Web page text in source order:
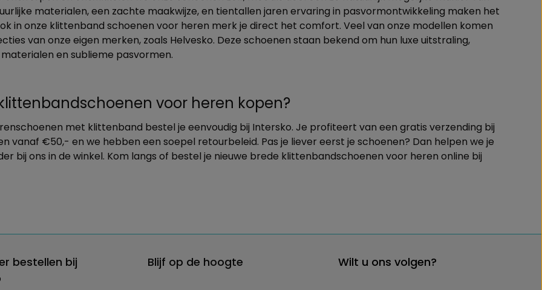
materialen, een zachte maakwijze, en tientallen jaren ervaring in pasvormontwikkeling maken het
in onze klittenband schoenen voor heren merk je direct het comfort. Veel van onze modellen komen
van onze eigen merken, zoals Helvesko. Deze schoenen staan bekend om hun luxe uitstraling,
en sublieme pasvormen.
voor heren kopen?
met klittenband bestel je eenvoudig bij Intersko. Je profiteert van een gratis verzending bij
vanaf €50,- en we hebben een soepel retourbeleid. Pas je liever eerst je schoenen? Dan helpen we je
bij ons in de winkel. Kom langs of bestel je nieuwe brede klittenbandschoenen voor heren online bij
bestellen bij
Blijf op de hoogte Wilt u ons volgen?